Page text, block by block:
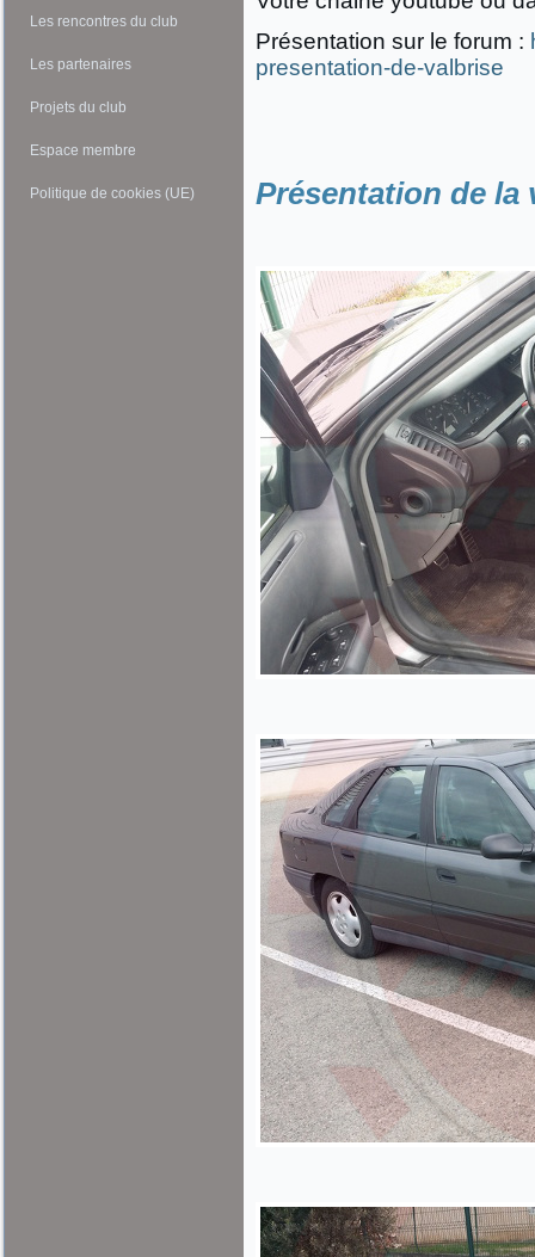
Les rencontres du club
Les partenaires
Projets du club
Espace membre
Politique de cookies (UE)
Présentation sur le forum :
presentation-de-valbrise
Présentation de la